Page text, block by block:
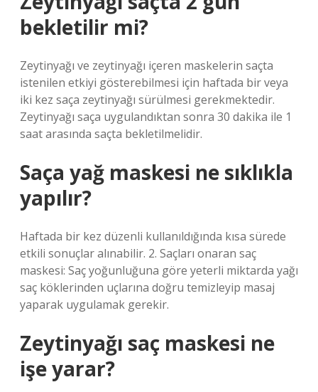
bekletilir mi?
Zeytinyağı ve zeytinyağı içeren maskelerin saçta
istenilen etkiyi gösterebilmesi için haftada bir veya
iki kez saça zeytinyağı sürülmesi gerekmektedir.
Zeytinyağı saça uygulandıktan sonra 30 dakika ile 1
saat arasında saçta bekletilmelidir.
Saça yağ maskesi ne sıklıkla
yapılır?
Haftada bir kez düzenli kullanıldığında kısa sürede
etkili sonuçlar alınabilir. 2. Saçları onaran saç
maskesi: Saç yoğunluğuna göre yeterli miktarda yağı
saç köklerinden uçlarına doğru temizleyip masaj
yaparak uygulamak gerekir.
Zeytinyağı saç maskesi ne
işe yarar?